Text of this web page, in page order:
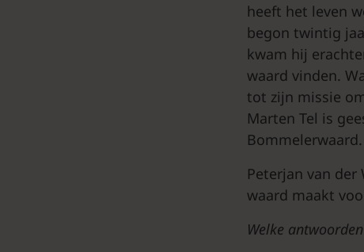
heeft het leven
begon twintig
kwam hij
waard vinden.
tot zijn missie
Marten Tel is
Bommelerwaard.
Peterjan van
waard maakt
Welke